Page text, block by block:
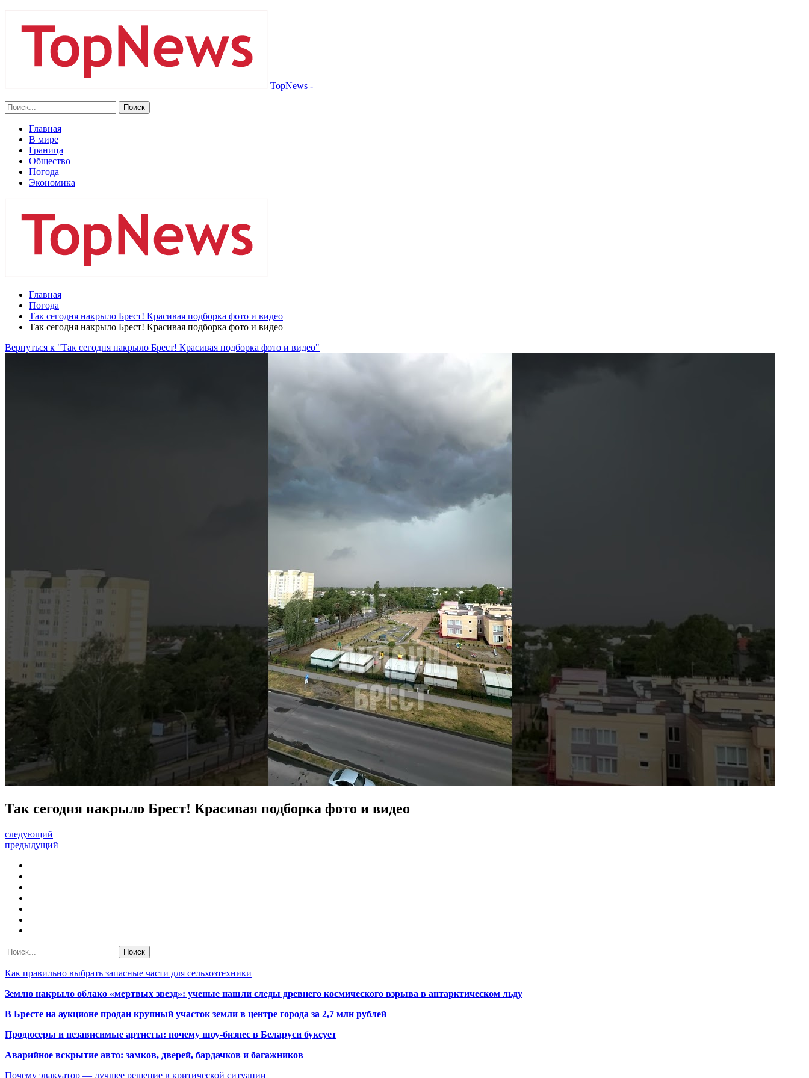
TopNews -
Главная
В мире
Граница
Общество
Погода
Экономика
Главная
Погода
Так сегодня накрыло Брест! Красивая подборка фото и видео
Так сегодня накрыло Брест! Красивая подборка фото и видео
Вернуться к "Так сегодня накрыло Брест! Красивая подборка фото и видео"
Так сегодня накрыло Брест! Красивая подборка фото и видео
следующий
предыдущий
Как правильно выбрать запасные части для сельхозтехники
Землю накрыло облако «мертвых звезд»: ученые нашли следы древнего космического взрыва в антарктическом льду
В Бресте на аукционе продан крупный участок земли в центре города за 2,7 млн рублей
Продюсеры и независимые артисты: почему шоу-бизнес в Беларуси буксует
Аварийное вскрытие авто: замков, дверей, бардачков и багажников
Почему эвакуатор — лучшее решение в критической ситуации